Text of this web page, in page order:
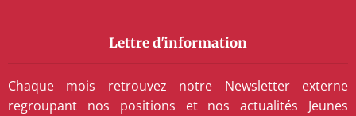
Lettre d'information
Chaque mois retrouvez notre Newsletter externe
regroupant nos positions et nos actualités Jeunes